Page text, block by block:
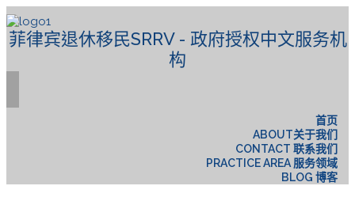
菲律宾退休移民SRRV - 政府授权中文服务机
构
首页
ABOUT关于我们
CONTACT 联系我们
PRACTICE AREA 服务领域
BLOG 博客